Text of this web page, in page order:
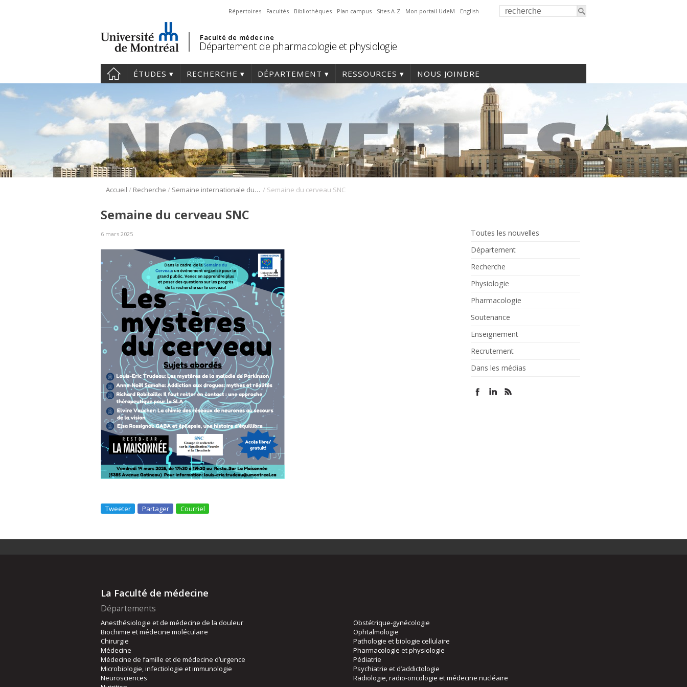
Répertoires Facultés Bibliothèques Plan campus Sites A-Z Mon portail UdeM English
Faculté de médecine
Département de pharmacologie et physiologie
ÉTUDES RECHERCHE DÉPARTEMENT RESSOURCES NOUS JOINDRE
Accueil / Recherche / Semaine internationale du cerveau: Les progrès de la recherche sur le cerveau / Semaine du cerveau SNC
Toutes les nouvelles
Département
Recherche
Physiologie
Pharmacologie
Soutenance
Enseignement
Recrutement
Dans les médias
Semaine du cerveau SNC
6 mars 2025
Tweeter Partager Courriel
La Faculté de médecine
Départements
Anesthésiologie et de médecine de la douleur
Biochimie et médecine moléculaire
Chirurgie
Médecine
Médecine de famille et de médecine d’urgence
Microbiologie, infectiologie et immunologie
Neurosciences
Obstétrique-gynécologie
Ophtalmologie
Pathologie et biologie cellulaire
Pharmacologie et physiologie
Pédiatrie
Psychiatrie et d’addictologie
Radiologie, radio-oncologie et médecine nucléaire